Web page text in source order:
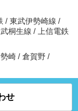
/ 東武伊勢崎線 /
桐生線 / 上信電鉄
崎 / 倉賀野 /
せ